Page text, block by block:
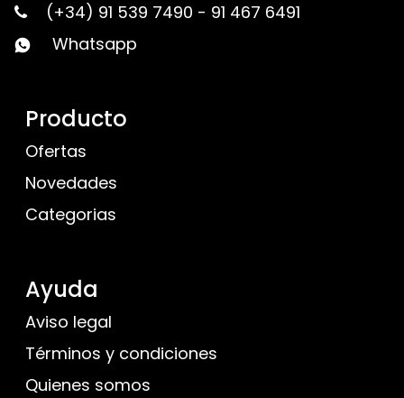
(+34) 91 539 7490 - 91 467 6491
Whatsapp
Producto
Ofertas
Novedades
Categorias
Ayuda
Aviso legal
Términos y condiciones
Quienes somos